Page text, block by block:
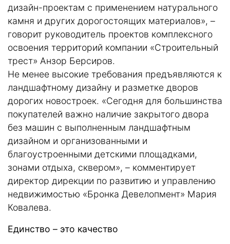
дизайн-проектам с применением натурального
камня и других дорогостоящих материалов», –
говорит руководитель проектов комплексного
освоения территорий компании «Строительный
трест» Анзор Берсиров.
Не менее высокие требования предъявляются к
ландшафтному дизайну и разметке дворов
дорогих новостроек. «Сегодня для большинства
покупателей важно наличие закрытого двора
без машин с выполненным ландшафтным
дизайном и организованными и
благоустроенными детскими площадками,
зонами отдыха, сквером», – комментирует
директор дирекции по развитию и управлению
недвижимостью «Бронка Девелопмент» Мария
Ковалева.
Единство – это качество